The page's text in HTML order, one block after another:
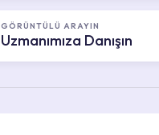
GÖRÜNTÜLÜ ARAYIN
Uzmanımıza Danışın